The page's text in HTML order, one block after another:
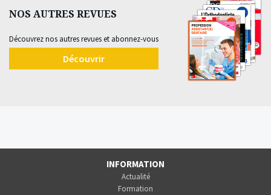
NOS AUTRES REVUES
Découvrez nos autres revues et abonnez-vous
Découvrir
INFORMATION
Actualité
Formation